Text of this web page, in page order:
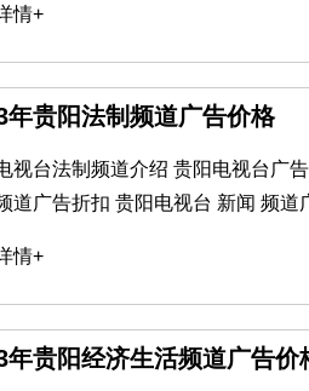
情+
年贵阳法制频道广告价格
视台法制频道介绍 贵阳电视台广
道广告折扣 贵阳电视台 新闻 频
情+
年贵阳经济生活频道广告价